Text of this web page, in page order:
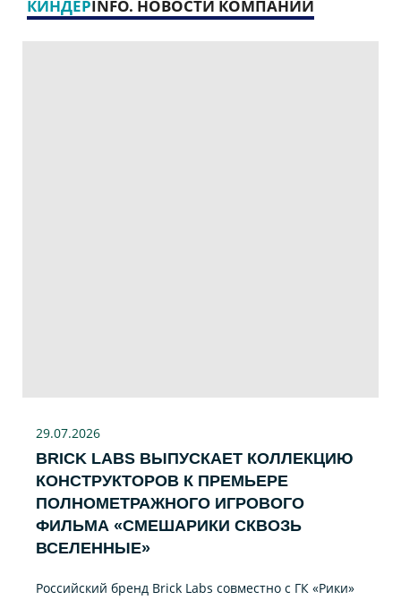
КИНДЕРINFO. НОВОСТИ КОМПАНИЙ
29.07.2026
BRICK LABS ВЫПУСКАЕТ КОЛЛЕКЦИЮ
КОНСТРУКТОРОВ К ПРЕМЬЕРЕ
ПОЛНОМЕТРАЖНОГО ИГРОВОГО
ФИЛЬМА «CМЕШАРИКИ СКВОЗЬ
ВСЕЛЕННЫЕ»
Российский бренд Brick Labs совместно с ГК «Рики»